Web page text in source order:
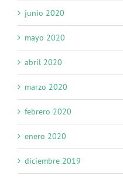
junio 2020
mayo 2020
abril 2020
marzo 2020
febrero 2020
enero 2020
diciembre 2019